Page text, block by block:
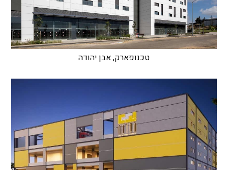
טכנופארק, אבן יהודה